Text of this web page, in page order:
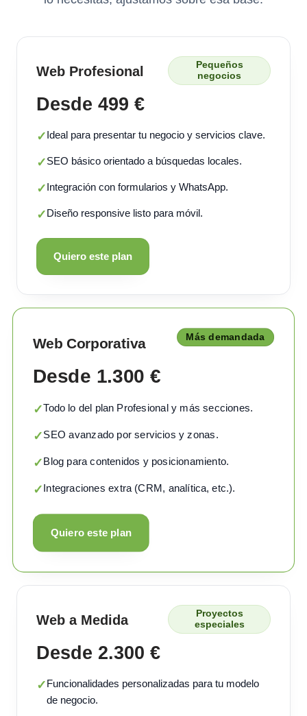
Web Profesional
Pequeños
negocios
Desde 499 €
✓Ideal para presentar tu negocio y servicios clave.
✓SEO básico orientado a búsquedas locales.
✓Integración con formularios y WhatsApp.
✓Diseño responsive listo para móvil.
Quiero este plan
Web Corporativa Más demandada
Desde 1.300 €
✓Todo lo del plan Profesional y más secciones.
✓SEO avanzado por servicios y zonas.
✓Blog para contenidos y posicionamiento.
✓Integraciones extra (CRM, analítica, etc.).
Quiero este plan
Web a Medida
Proyectos
especiales
Desde 2.300 €
✓Funcionalidades personalizadas para tu modelo
de negocio.